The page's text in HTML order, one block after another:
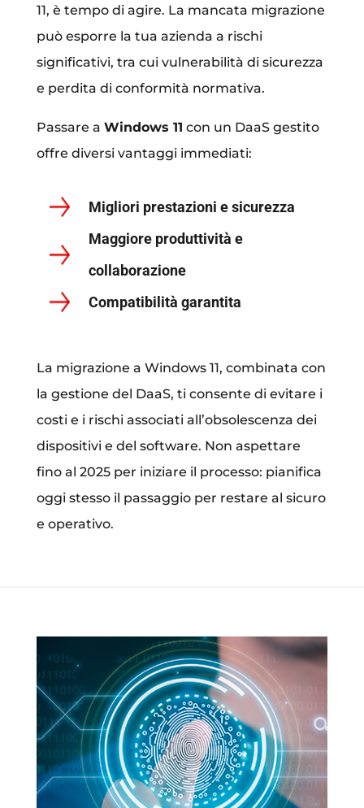
11, è tempo di agire. La mancata migrazione
può esporre la tua azienda a rischi
significativi, tra cui vulnerabilità di sicurezza
e perdita di conformità normativa.
Passare a Windows 11 con un DaaS gestito
offre diversi vantaggi immediati:
Migliori prestazioni e sicurezza
Maggiore produttività e
collaborazione
Compatibilità garantita
La migrazione a Windows 11, combinata con
la gestione del DaaS, ti consente di evitare i
costi e i rischi associati all’obsolescenza dei
dispositivi e del software. Non aspettare
fino al 2025 per iniziare il processo: pianifica
oggi stesso il passaggio per restare al sicuro
e operativo.